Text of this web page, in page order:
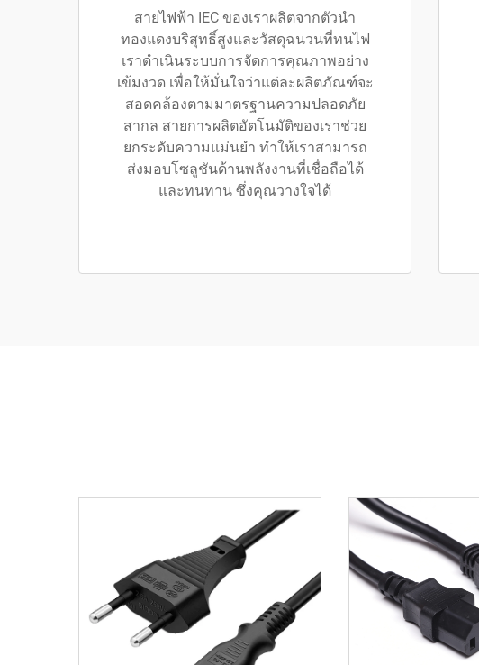
สายไฟฟ้า IEC ของเราผลิตจากตัวนำ
ทองแดงบริสุทธิ์สูงและวัสดุฉนวนที่ทนไฟ
เราดำเนินระบบการจัดการคุณภาพอย่าง
เข้มงวด เพื่อให้มั่นใจว่าแต่ละผลิตภัณฑ์จะ
สอดคล้องตามมาตรฐานความปลอดภัย
สากล สายการผลิตอัตโนมัติของเราช่วย
ยกระดับความแม่นยำ ทำให้เราสามารถ
ส่งมอบโซลูชันด้านพลังงานที่เชื่อถือได้
และทนทาน ซึ่งคุณวางใจได้